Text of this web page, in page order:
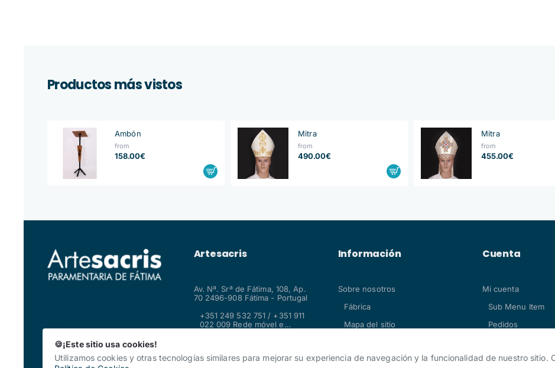
🍪¡Este sitio usa cookies!
Utilizamos cookies y otras tecnologías similares para mejorar su experiencia de navegación y la funcionalidad de nuestro sitio.
Productos más vistos
Ambón
from
158.00€
Mitra
from
490.00€
Mitra
from
455.00€
Artesacris
Av. Nª. Srª de Fátima, 108, Ap.
70 2496-908 Fátima - Portugal
+351 249 532 751 / +351 911
022 009 Rede móvel e
Información
Sobre nosotros
Fábrica
Mapa del sitio
Cuenta
Mi cuenta
Sub Menu Item
Pedidos